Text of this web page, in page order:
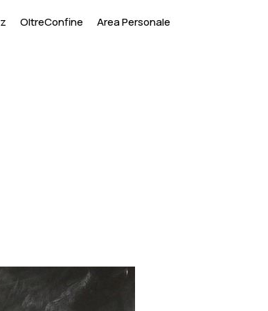
OltreConfine
Area Personale